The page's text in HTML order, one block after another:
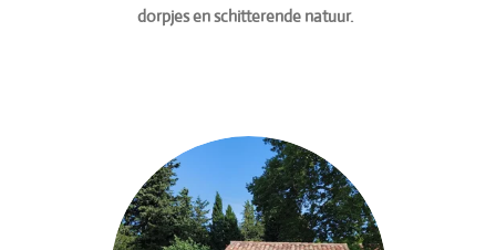
dorpjes en schitterende natuur.